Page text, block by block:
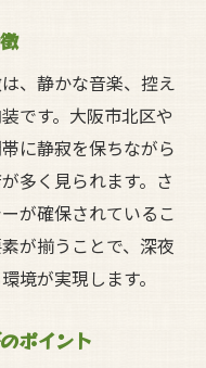
、静かな音楽、控え
です。大阪市北区や
に静寂を保ちながら
多く見られます。さ
が確保されているこ
が揃うことで、深夜
境が実現します。
ポイント